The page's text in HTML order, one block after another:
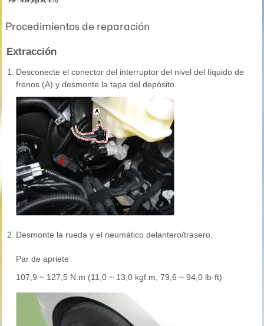
Procedimientos de reparación
Extracción
1. Desconecte el conector del interruptor del nivel del líquido de
frenos (A) y desmonte la tapa del depósito.
2. Desmonte la rueda y el neumático delantero/trasero.
Par de apriete
107,9 ~ 127,5 N.m (11,0 ~ 13,0 kgf.m, 79,6 ~ 94,0 lb-ft)